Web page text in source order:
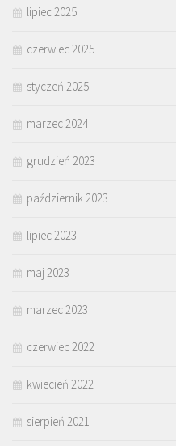
lipiec 2025
czerwiec 2025
styczeń 2025
marzec 2024
grudzień 2023
październik 2023
lipiec 2023
maj 2023
marzec 2023
czerwiec 2022
kwiecień 2022
sierpień 2021